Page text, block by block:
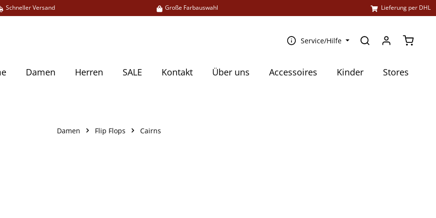
Schneller Versand Große Farbauswahl Lieferung per DHL
Service/Hilfe
Damen Herren SALE Kontakt Über uns Accessoires Kinder Stores
Damen Flip Flops Cairns